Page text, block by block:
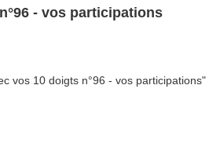
- vos participations